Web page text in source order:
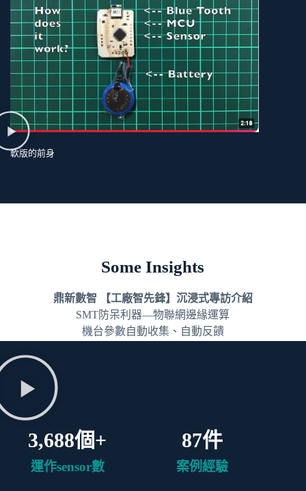
軟版的前身
Some Insights
鼎新數智 【工廠智先鋒】沉浸式專訪介紹
SMT防呆利器—物聯網邊緣運算
機台參數自動收集、自動反饋
運作sensor數
3,688個+
案例經驗
87件